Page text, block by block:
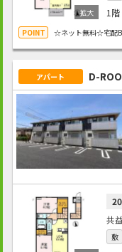
1階
☆ネット無料☆宅配
アパート D-
敷